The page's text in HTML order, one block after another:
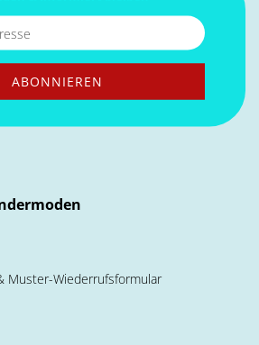
Muster-Wiederrufsformular